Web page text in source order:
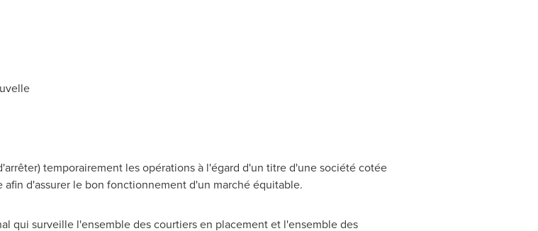
temporairement les opérations à l'égard d'un titre d'une société cotée
d'assurer le bon fonctionnement d'un marché équitable.
qui surveille l'ensemble des courtiers en placement et l'ensemble des